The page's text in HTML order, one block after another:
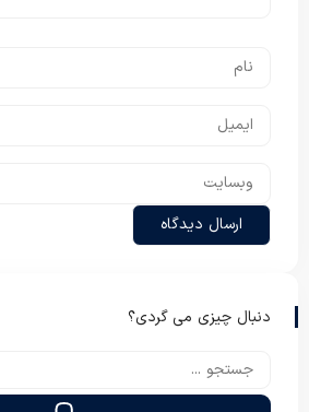
دنبال چیزی می گردی؟